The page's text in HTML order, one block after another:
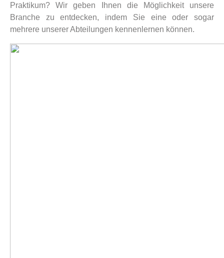
Praktikum? Wir geben Ihnen die Möglichkeit unsere
Branche zu entdecken, indem Sie eine oder sogar
mehrere unserer Abteilungen kennenlernen können.